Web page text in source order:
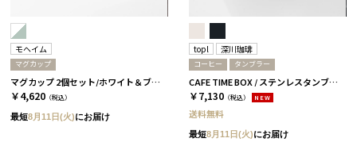
モヘイム
マグカップ
マグカップ 2個セット/ホワイト＆ブルー［モヘイム］
￥4,620 （税込）
最短8月11日(火)にお届け
topl 深川珈琲
コーヒー タンブラー
CAFE TIME BOX / ステンレスタンブラー+コーヒー ソルト
￥7,130 （税込） NEW
送料無料
最短8月11日(火)にお届け